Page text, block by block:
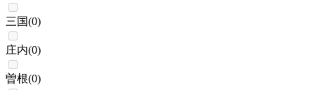
三国(0)
庄内(0)
曽根(0)